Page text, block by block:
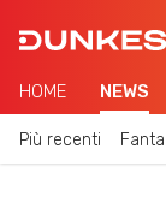
HOME NEWS
Più recenti